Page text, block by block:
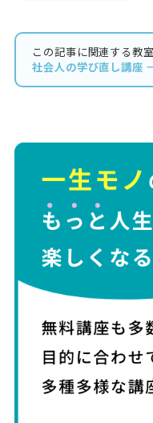
この記事に関連する教
社会人の学び直し講座